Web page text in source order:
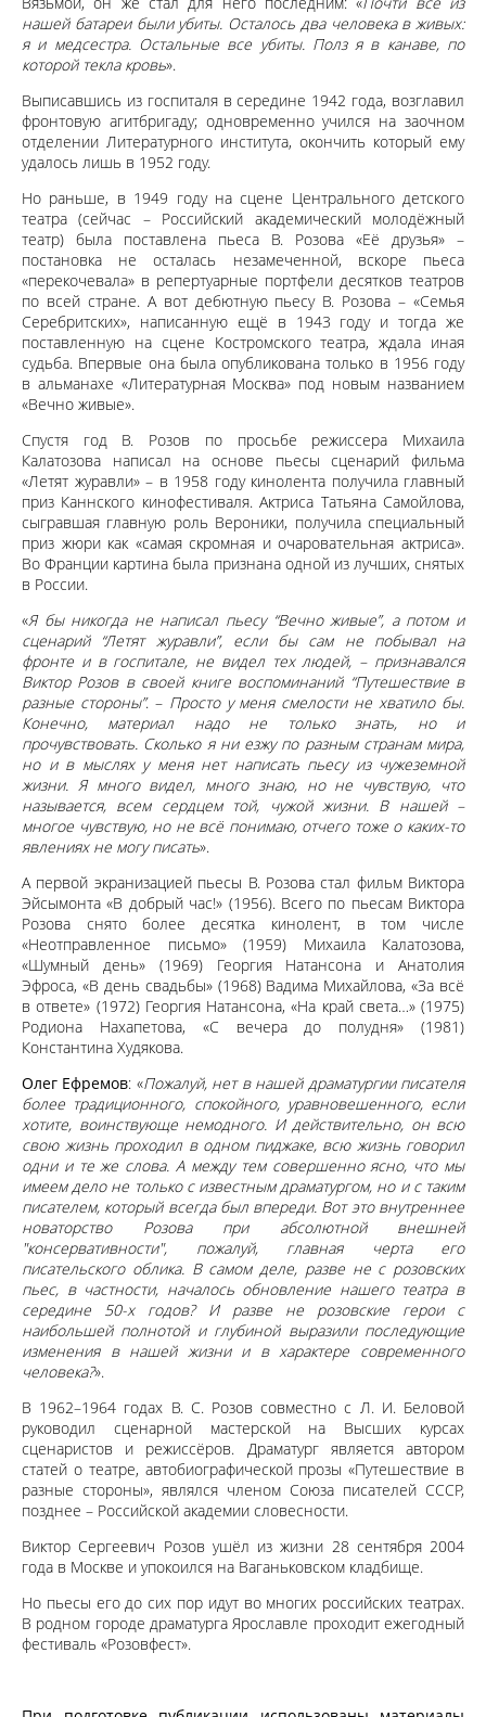
нашей батареи были убиты. Осталось два человека в живых:
я и медсестра. Остальные все убиты. Полз я в канаве, по
которой текла кровь».
Выписавшись из госпиталя в середине 1942 года, возглавил
фронтовую агитбригаду; одновременно учился на заочном
отделении Литературного института, окончить который ему
удалось лишь в 1952 году.
Но раньше, в 1949 году на сцене Центрального детского
театра (сейчас – Российский академический молодёжный
театр) была поставлена пьеса В. Розова «Её друзья» –
постановка не осталась незамеченной, вскоре пьеса
«перекочевала» в репертуарные портфели десятков театров
по всей стране. А вот дебютную пьесу В. Розова – «Семья
Серебритских», написанную ещё в 1943 году и тогда же
поставленную на сцене Костромского театра, ждала иная
судьба. Впервые она была опубликована только в 1956 году
в альманахе «Литературная Москва» под новым названием
«Вечно живые».
Спустя год В. Розов по просьбе режиссера Михаила
Калатозова написал на основе пьесы сценарий фильма
«Летят журавли» – в 1958 году кинолента получила главный
приз Каннского кинофестиваля. Актриса Татьяна Самойлова,
сыгравшая главную роль Вероники, получила специальный
приз жюри как «самая скромная и очаровательная актриса».
Во Франции картина была признана одной из лучших, снятых
в России.
«Я бы никогда не написал пьесу “Вечно живые”, а потом и
сценарий “Летят журавли”, если бы сам не побывал на
фронте и в госпитале, не видел тех людей, – признавался
Виктор Розов в своей книге воспоминаний “Путешествие в
разные стороны”. – Просто у меня смелости не хватило бы.
Конечно, материал надо не только знать, но и
прочувствовать. Сколько я ни езжу по разным странам мира,
но и в мыслях у меня нет написать пьесу из чужеземной
жизни. Я много видел, много знаю, но не чувствую, что
называется, всем сердцем той, чужой жизни. В нашей –
многое чувствую, но не всё понимаю, отчего тоже о каких-то
явлениях не могу писать».
А первой экранизацией пьесы В. Розова стал фильм Виктора
Эйсымонта «В добрый час!» (1956). Всего по пьесам Виктора
Розова снято более десятка кинолент, в том числе
«Неотправленное письмо» (1959) Михаила Калатозова,
«Шумный день» (1969) Георгия Натансона и Анатолия
Эфроса, «В день свадьбы» (1968) Вадима Михайлова, «За всё
в ответе» (1972) Георгия Натансона, «На край света…» (1975)
Родиона Нахапетова, «С вечера до полудня» (1981)
Константина Худякова.
Олег Ефремов: «Пожалуй, нет в нашей драматургии писателя
более традиционного, спокойного, уравновешенного, если
хотите, воинствующе немодного. И действительно, он всю
свою жизнь проходил в одном пиджаке, всю жизнь говорил
одни и те же слова. А между тем совершенно ясно, что мы
имеем дело не только с известным драматургом, но и с таким
писателем, который всегда был впереди. Вот это внутреннее
новаторство Розова при абсолютной внешней
"консервативности", пожалуй, главная черта его
писательского облика. В самом деле, разве не с розовских
пьес, в частности, началось обновление нашего театра в
середине 50-х годов? И разве не розовские герои с
наибольшей полнотой и глубиной выразили последующие
изменения в нашей жизни и в характере современного
человека?».
В 1962–1964 годах В. С. Розов совместно с Л. И. Беловой
руководил сценарной мастерской на Высших курсах
сценаристов и режиссёров. Драматург является автором
статей о театре, автобиографической прозы «Путешествие в
разные стороны», являлся членом Союза писателей СССР,
позднее – Российской академии словесности.
Виктор Сергеевич Розов ушёл из жизни 28 сентября 2004
года в Москве и упокоился на Ваганьковском кладбище.
Но пьесы его до сих пор идут во многих российских театрах.
В родном городе драматурга Ярославле проходит ежегодный
фестиваль «Розовфест».